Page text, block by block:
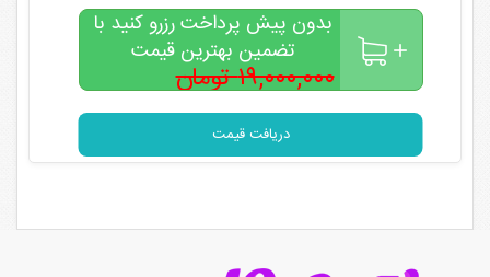
بدون پیش پرداخت رزرو کنید با
تضمین بهترین قیمت
۱۹,۰۰۰,۰۰۰ تومان
۱۷,۰۰۰,۰۰۰تومان
دریافت قیمت